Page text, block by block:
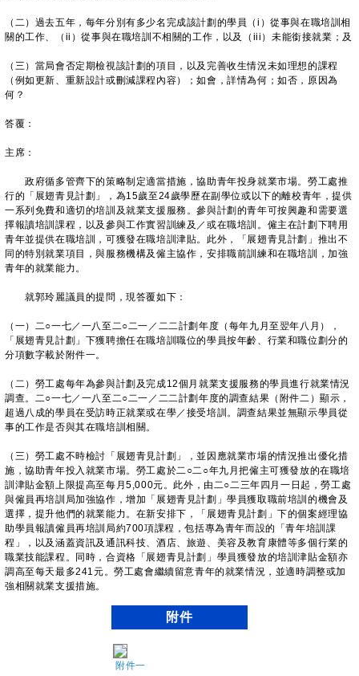
（二）過去五年，每年分別有多少名完成該計劃的學員（i）從事與在職培訓相
關的工作、（ii）從事與在職培訓不相關的工作，以及（iii）未能銜接就業；及
（三）當局會否定期檢視該計劃的項目，以及完善收生情況未如理想的課程
（例如更新、重新設計或刪減課程內容）；如會，詳情為何；如否，原因為
何？
答覆：
主席：
政府循多管齊下的策略制定適當措施，協助青年投身就業市場。勞工處推
行的「展翅青見計劃」，為15歲至24歲學歷在副學位或以下的離校青年，提供
一系列免費和適切的培訓及就業支援服務。參與計劃的青年可按興趣和需要選
擇報讀培訓課程，以及參與工作實習訓練及／或在職培訓。僱主在計劃下聘用
青年並提供在職培訓，可獲發在職培訓津貼。此外，「展翅青見計劃」推出不
同的特別就業項目，與服務機構及僱主協作，安排職前訓練和在職培訓，加強
青年的就業能力。
就郭玲麗議員的提問，現答覆如下：
（一）二○一七／一八至二○二一／二二計劃年度（每年九月至翌年八月），
「展翅青見計劃」下獲聘擔任在職培訓職位的學員按年齡、行業和職位劃分的
分項數字載於附件一。
（二）勞工處每年為參與計劃及完成12個月就業支援服務的學員進行就業情況
調查。二○一七／一八至二○二一／二二計劃年度的調查結果（附件二）顯示，
超過八成的學員在受訪時正就業或在學／接受培訓。調查結果並無顯示學員從
事的工作是否與其在職培訓相關。
（三）勞工處不時檢討「展翅青見計劃」，並因應就業市場的情況推出優化措
施，協助青年投入就業市場。勞工處於二○二○年九月把僱主可獲發放的在職培
訓津貼金額上限提高至每月5,000元。此外，由二○二三年四月一日起，勞工處
與僱員再培訓局加強協作，增加「展翅青見計劃」學員獲取職前培訓的機會及
選擇，提升他們的就業能力。在新安排下，「展翅青見計劃」下的個案經理協
助學員報讀僱員再培訓局約700項課程，包括專為青年而設的「青年培訓課
程」，以及涵蓋資訊及通訊科技、酒店、旅遊、美容及教育康體等多個行業的
職業技能課程。同時，合資格「展翅青見計劃」學員獲發放的培訓津貼金額亦
調高至每天最多241元。勞工處會繼續留意青年的就業情況，並適時調整或加
強相關就業支援措施。
附件
附件一